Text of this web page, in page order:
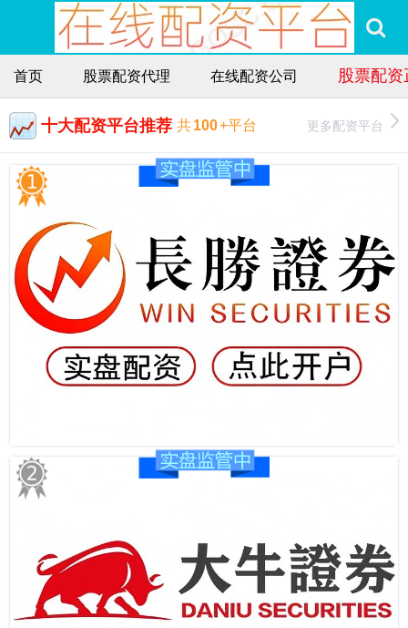
首页 股票配资代理 在线配资公司 股票配
十大配资平台推荐 共100+平台 更多配资平台